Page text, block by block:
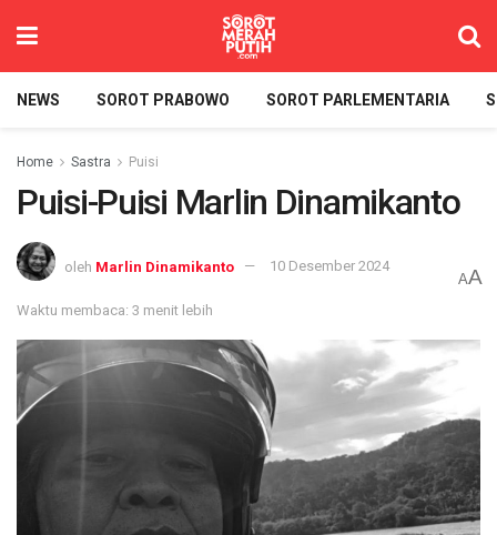
NEWS SOROT PRABOWO SOROT PARLEMENTARIA
Home Sastra Puisi
Puisi-Puisi Marlin Dinamikanto
oleh Marlin Dinamikanto 10 Desember 2024
Waktu membaca: 3 menit lebih
AA